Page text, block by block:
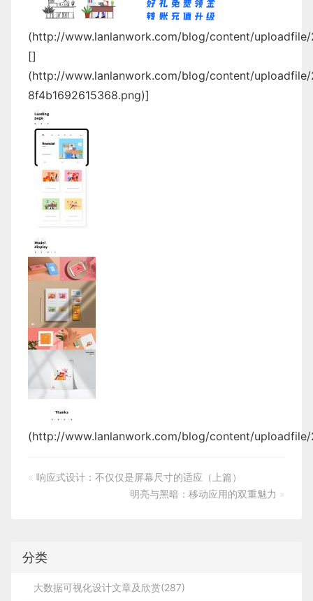
(http://www.lanlanwork.com/blog/content/
[]
(http://www.lanlanwork.com/blog/content/
8f4b1692615368.png)]
(http://www.lanlanwork.com/blog/content/
« 响应式设计：不仅仅是屏幕尺寸的适应（上篇）
明亮与黑暗：移动应用的双重魅力 »
分类
大数据可视化设计文章及欣赏(287)